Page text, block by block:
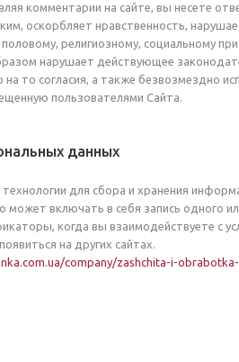
комментарии на сайте, вы несете
оскорбляет нравственность,
религиозному, социальному
нарушает действующее
то согласия, а также безвозмездно
пользователями Сайта.
данных
для сбора и хранения
может включать в себя запись одного
когда вы взаимодействуете с
на других сайтах.
company/zashchita-i-